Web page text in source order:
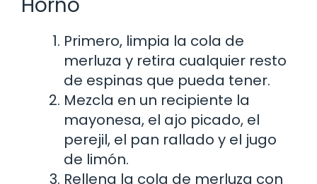
Primero, limpia la cola de
merluza y retira cualquier resto
de espinas que pueda tener.
Mezcla en un recipiente la
mayonesa, el ajo picado, el
perejil, el pan rallado y el jugo
de limón.
Rellena la cola de merluza con